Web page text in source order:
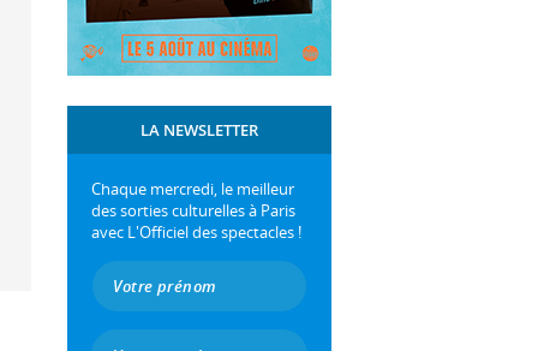
LA NEWSLETTER
Chaque mercredi, le meilleur
des sorties culturelles à Paris
avec L'Officiel des spectacles !